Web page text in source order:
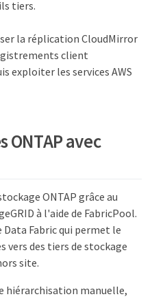
tiers.
la réplication CloudMirror
client
exploiter les services AWS
ONTAP avec
ONTAP grâce au
à l'aide de FabricPool.
Fabric qui permet le
vers des tiers de stockage
site.
hiérarchisation manuelle,